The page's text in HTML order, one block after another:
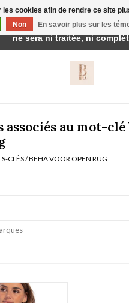
nuit
associés au mot-clé
CLÉS/BEHA VOOR OPEN RUG
les cookies afin de rendre ce site
Non En savoir plus sur les
est en construction. Toute
ne sera ni traitée, ni